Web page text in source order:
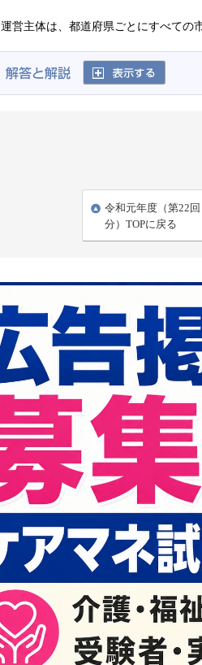
運営主体は、都道府県ごとにすべての
令和元年度（第22
分）TOPに戻る